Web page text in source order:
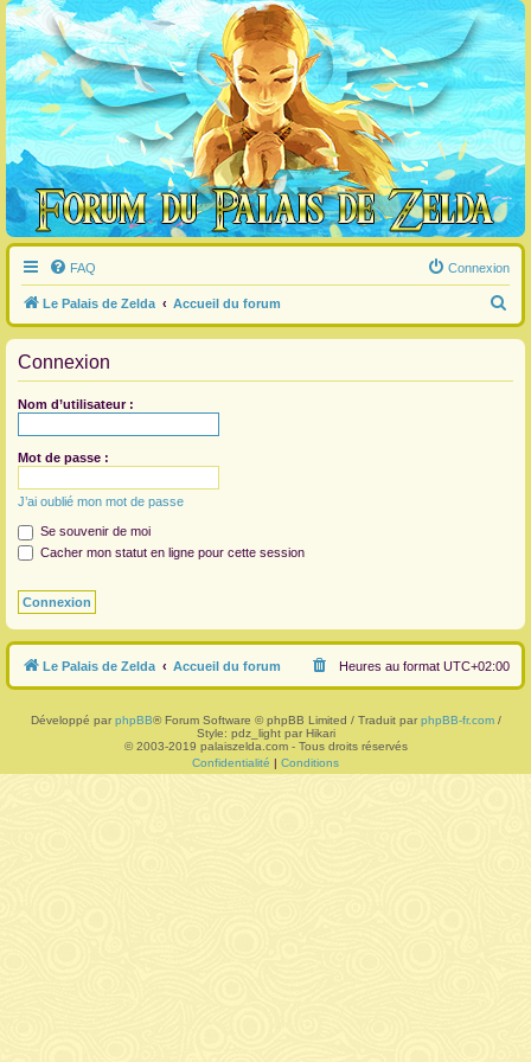
FAQ Connexion
Le Palais de Zelda Accueil du forum
e
Connexion
Nom d’utilisateur :
Mot de passe :
J’ai oublié mon mot de passe
Se souvenir de moi
Cacher mon statut en ligne pour cette session
Le Palais de Zelda Accueil du forum Heures au format UTC+02:00
Développé par phpBB® Forum Software © phpBB Limited / Traduit par phpBB-fr.com/
Style: pdz_light par Hikari
© 2003-2019 palaiszelda.com - Tous droits réservés
Confidentialité | Conditions